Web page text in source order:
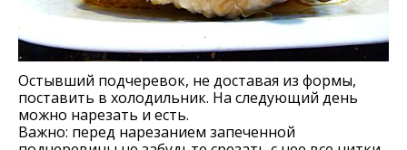
Остывший подчеревок, не доставая из формы,
поставить в холодильник. На следующий день
можно нарезать и есть.
Важно: перед нарезанием запеченной